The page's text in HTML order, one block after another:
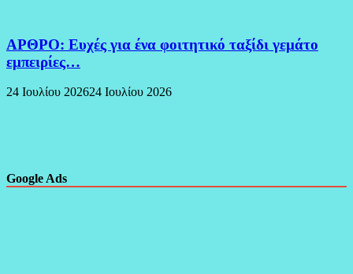
ΑΡΘΡΟ: Ευχές για ένα φοιτητικό ταξίδι γεμάτο
εμπειρίες…
24 Ιουλίου 202624 Ιουλίου 2026
Google Ads